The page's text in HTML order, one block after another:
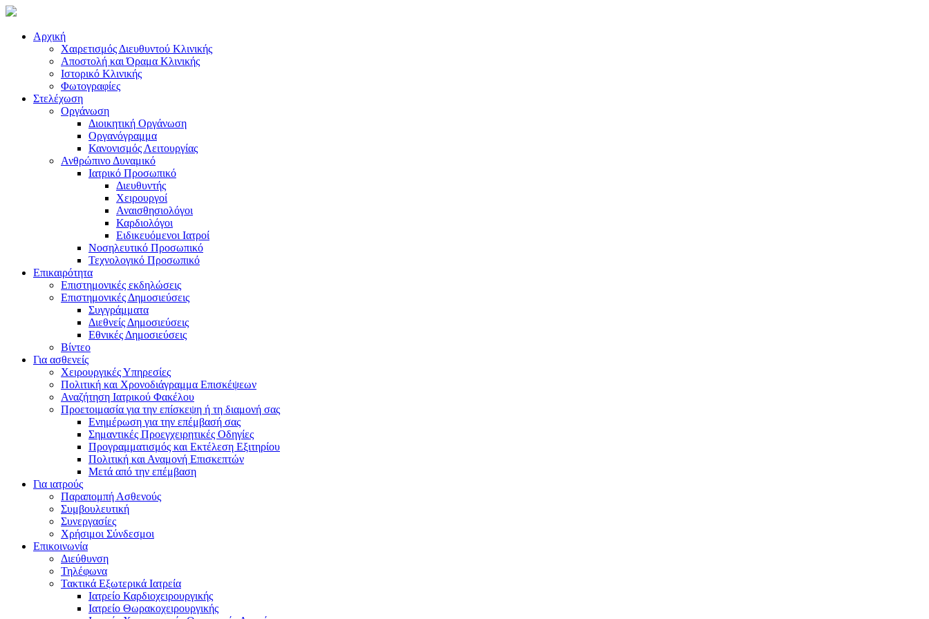
Αρχική
Χαιρετισμός Διευθυντού Κλινικής
Αποστολή και Όραμα Κλινικής
Ιστορικό Κλινικής
Φωτογραφίες
Στελέχωση
Οργάνωση
Διοικητική Οργάνωση
Οργανόγραμμα
Κανονισμός Λειτουργίας
Ανθρώπινο Δυναμικό
Ιατρικό Προσωπικό
Διευθυντής
Χειρουργοί
Αναισθησιολόγοι
Καρδιολόγοι
Ειδικευόμενοι Ιατροί
Νοσηλευτικό Προσωπικό
Τεχνολογικό Προσωπικό
Επικαιρότητα
Επιστημονικές εκδηλώσεις
Επιστημονικές Δημοσιεύσεις
Συγγράμματα
Διεθνείς Δημοσιεύσεις
Εθνικές Δημοσιεύσεις
Βίντεο
Για ασθενείς
Χειρουργικές Υπηρεσίες
Πολιτική και Χρονοδιάγραμμα Επισκέψεων
Αναζήτηση Ιατρικού Φακέλου
Προετοιμασία για την επίσκεψη ή τη διαμονή σας
Ενημέρωση για την επέμβασή σας
Σημαντικές Προεγχειρητικές Οδηγίες
Προγραμματισμός και Εκτέλεση Εξιτηρίου
Πολιτική και Αναμονή Επισκεπτών
Μετά από την επέμβαση
Για ιατρούς
Παραπομπή Ασθενούς
Συμβουλευτική
Συνεργασίες
Χρήσιμοι Σύνδεσμοι
Επικοινωνία
Διεύθυνση
Τηλέφωνα
Τακτικά Εξωτερικά Ιατρεία
Ιατρείο Καρδιοχειρουργικής
Ιατρείο Θωρακοχειρουργικής